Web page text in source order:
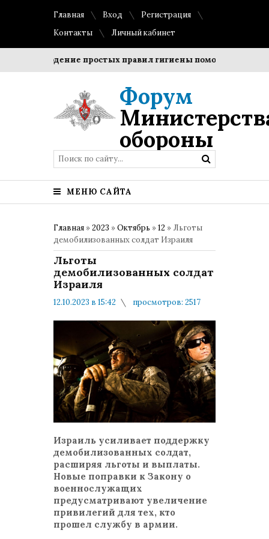
Главная Вход
Регистрация
Контакты
Личный кабинет
Соблюдение простых правил гигиены помогает
Форум
обороны
МЕНЮ САЙТА
Главная »2023 »Октябрь »12 » Льготы
демобилизованных солдат Израиля
Льготы
демобилизованных солдат
Израиля
12.10.2023 в 15:42
просмотров: 2517
В стране и в Мире
Израиль усиливает поддержку
демобилизованных солдат,
расширяя льготы и выплаты.
Новые поправки к Закону о
военнослужащих
предусматривают увеличение
привилегий для тех, кто
прошел службу в армии.